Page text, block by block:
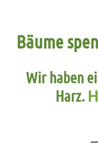
Bäume
Wir haben
Harz.